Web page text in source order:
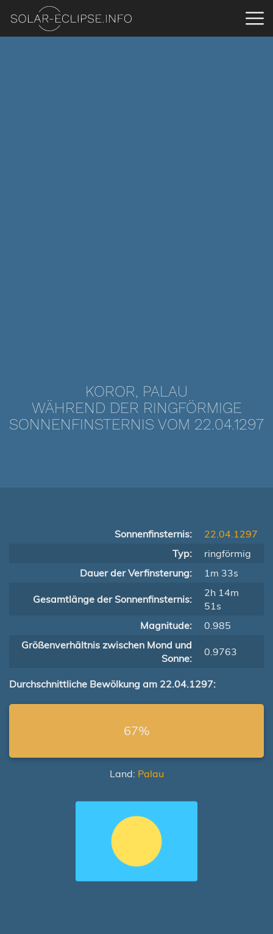
KOROR, PALAU
WÄHREND DER RINGFÖRMIGE
SONNENFINSTERNIS VOM 22.04.1297
Sonnenfinsternis:
22.04.1297
Typ:
ringförmig
Dauer der Verfinsterung:
1m 33s
Gesamtlänge der Sonnenfinsternis:
2h 14m
51s
Magnitude:
0.985
Größenverhältnis zwischen Mond und
Sonne:
0.9763
Durchschnittliche Bewölkung am 22.04.1297:
67%
Land: Palau